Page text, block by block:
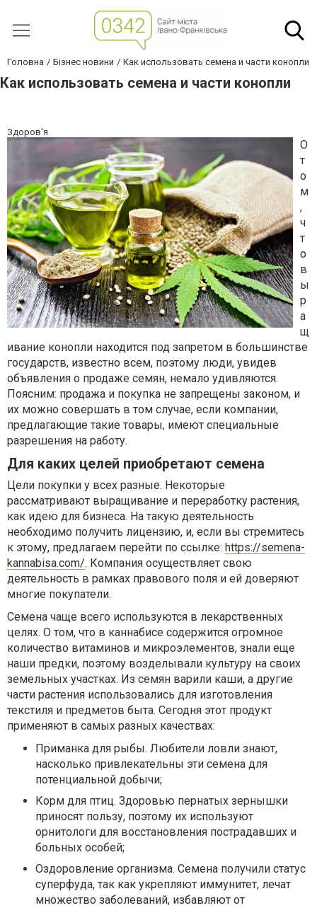
Головна Бізнес новини Как использовать семена и части конопли
Как использовать семена и части конопли
Здоров'я
О
т
о
м
,
ч
т
о
в
ы
р
а
щ
ивание конопли находится под запретом в большинстве
государств, известно всем, поэтому люди, увидев
объявления о продаже семян, немало удивляются.
Поясним: продажа и покупка не запрещены законом, и
их можно совершать в том случае, если компании,
предлагающие такие товары, имеют специальные
разрешения на работу.
Для каких целей приобретают семена
Цели покупки у всех разные. Некоторые
рассматривают выращивание и переработку растения,
как идею для бизнеса. На такую деятельность
необходимо получить лицензию, и, если вы стремитесь
к этому, предлагаем перейти по ссылке: https://semena-
kannabisa.com/. Компания осуществляет свою
деятельность в рамках правового поля и ей доверяют
многие покупатели.
Семена чаще всего используются в лекарственных
целях. О том, что в каннабисе содержится огромное
количество витаминов и микроэлементов, знали еще
наши предки, поэтому возделывали культуру на своих
земельных участках. Из семян варили каши, а другие
части растения использовались для изготовления
текстиля и предметов быта. Сегодня этот продукт
применяют в самых разных качествах:
Приманка для рыбы. Любители ловли знают,
насколько привлекательны эти семена для
потенциальной добычи;
Корм для птиц. Здоровью пернатых зернышки
приносят пользу, поэтому их используют
орнитологи для восстановления пострадавших и
больных особей;
Оздоровление организма. Семена получили статус
суперфуда, так как укрепляют иммунитет, лечат
множество заболеваний, избавляют от